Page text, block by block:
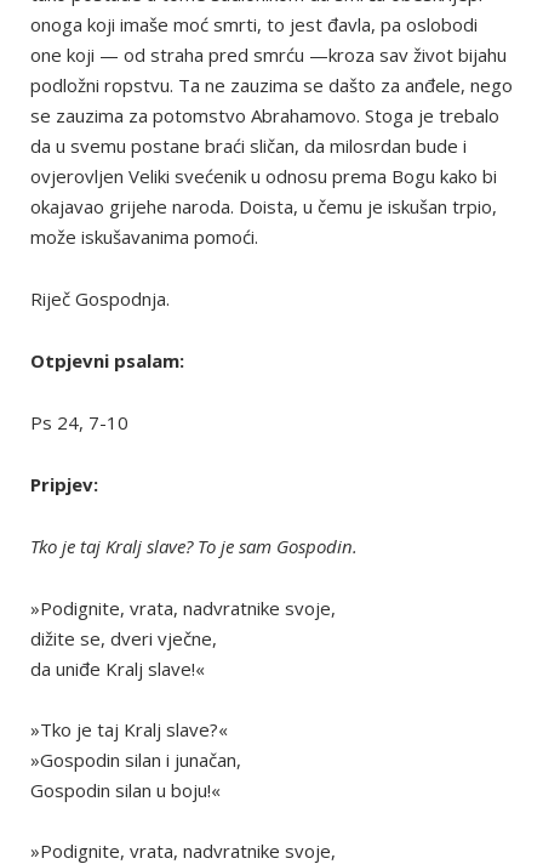
onoga koji imaše moć smrti, to jest đavla, pa oslobodi
one koji — od straha pred smrću —kroza sav život bijahu
podložni ropstvu. Ta ne zauzima se dašto za anđele, nego
se zauzima za potomstvo Abrahamovo. Stoga je trebalo
da u svemu postane braći sličan, da milosrdan bude i
ovjerovljen Veliki svećenik u odnosu prema Bogu kako bi
okajavao grijehe naroda. Doista, u čemu je iskušan trpio,
može iskušavanima pomoći.
Riječ Gospodnja.
Otpjevni psalam:
Ps 24, 7-10
Pripjev:
Tko je taj Kralj slave? To je sam Gospodin.
»Podignite, vrata, nadvratnike svoje,
dižite se, dveri vječne,
da uniđe Kralj slave!«
»Tko je taj Kralj slave?«
»Gospodin silan i junačan,
Gospodin silan u boju!«
»Podignite, vrata, nadvratnike svoje,